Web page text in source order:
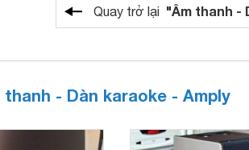
Quay trở lại "Âm thanh -
- Dàn karaoke - Amply